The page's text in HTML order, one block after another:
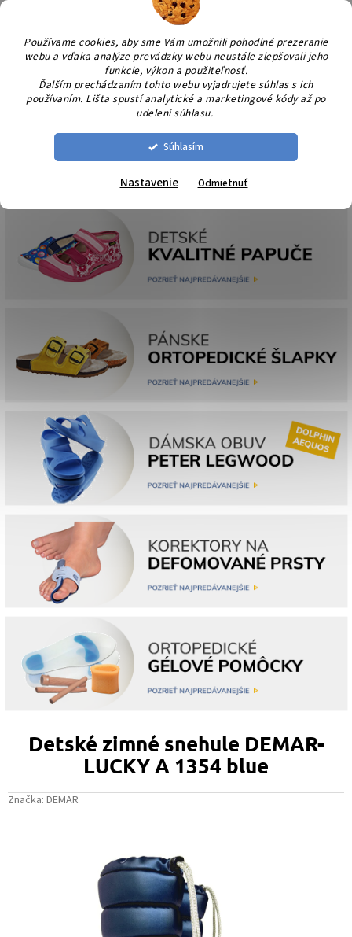
Používame cookies, aby sme Vám umožnili pohodlné prezeranie
webu a vďaka analýze prevádzky webu neustále zlepšovali jeho
funkcie, výkon a použiteľnosť.
Ďalším prechádzaním tohto webu vyjadrujete súhlas s ich
používaním. Lišta spustí analytické a marketingové kódy až po
udelení súhlasu.
Súhlasím
Nastavenie Odmietnuť
Prejsť
obsah
Detské zimné snehule DEMAR-
LUCKY A 1354 blue
Značka: DEMAR